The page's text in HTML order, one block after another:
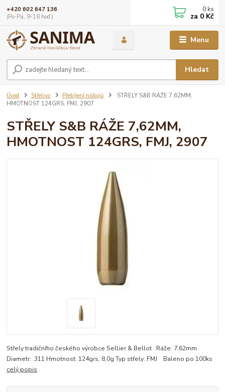
Menu
Hledat
+420 602 647 136
(Po-Pá, 9-18 hod.)
0 ks
za 0 Kč
Úvod Střelivo Přebíjení nábojů
STŘELY S&B RÁŽE 7,62MM,
HMOTNOST 124GRS, FMJ, 2907
STŘELY S&B RÁŽE 7,62MM,
HMOTNOST 124GRS, FMJ, 2907
Střely tradičního českého výrobce Sellier & Bellot Ráže: 7,62mm
Diametr: .311 Hmotnost: 124grs, 8,0g Typ střely: FMJ Baleno po 100ks
celý popis